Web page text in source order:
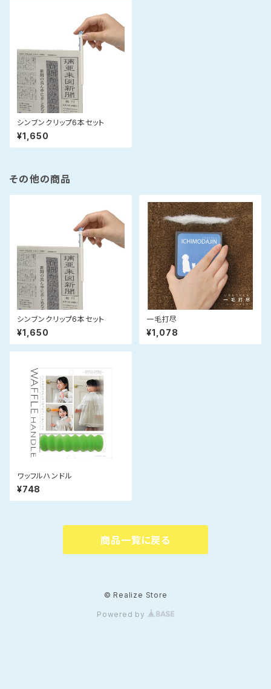
シンブンクリップ6本セット
¥1,650
その他の商品
シンブンクリップ6本セット
¥1,650
一毛打尽
¥1,078
ワッフルハンドル
¥748
商品一覧に戻る
© Realize Store
Powered by